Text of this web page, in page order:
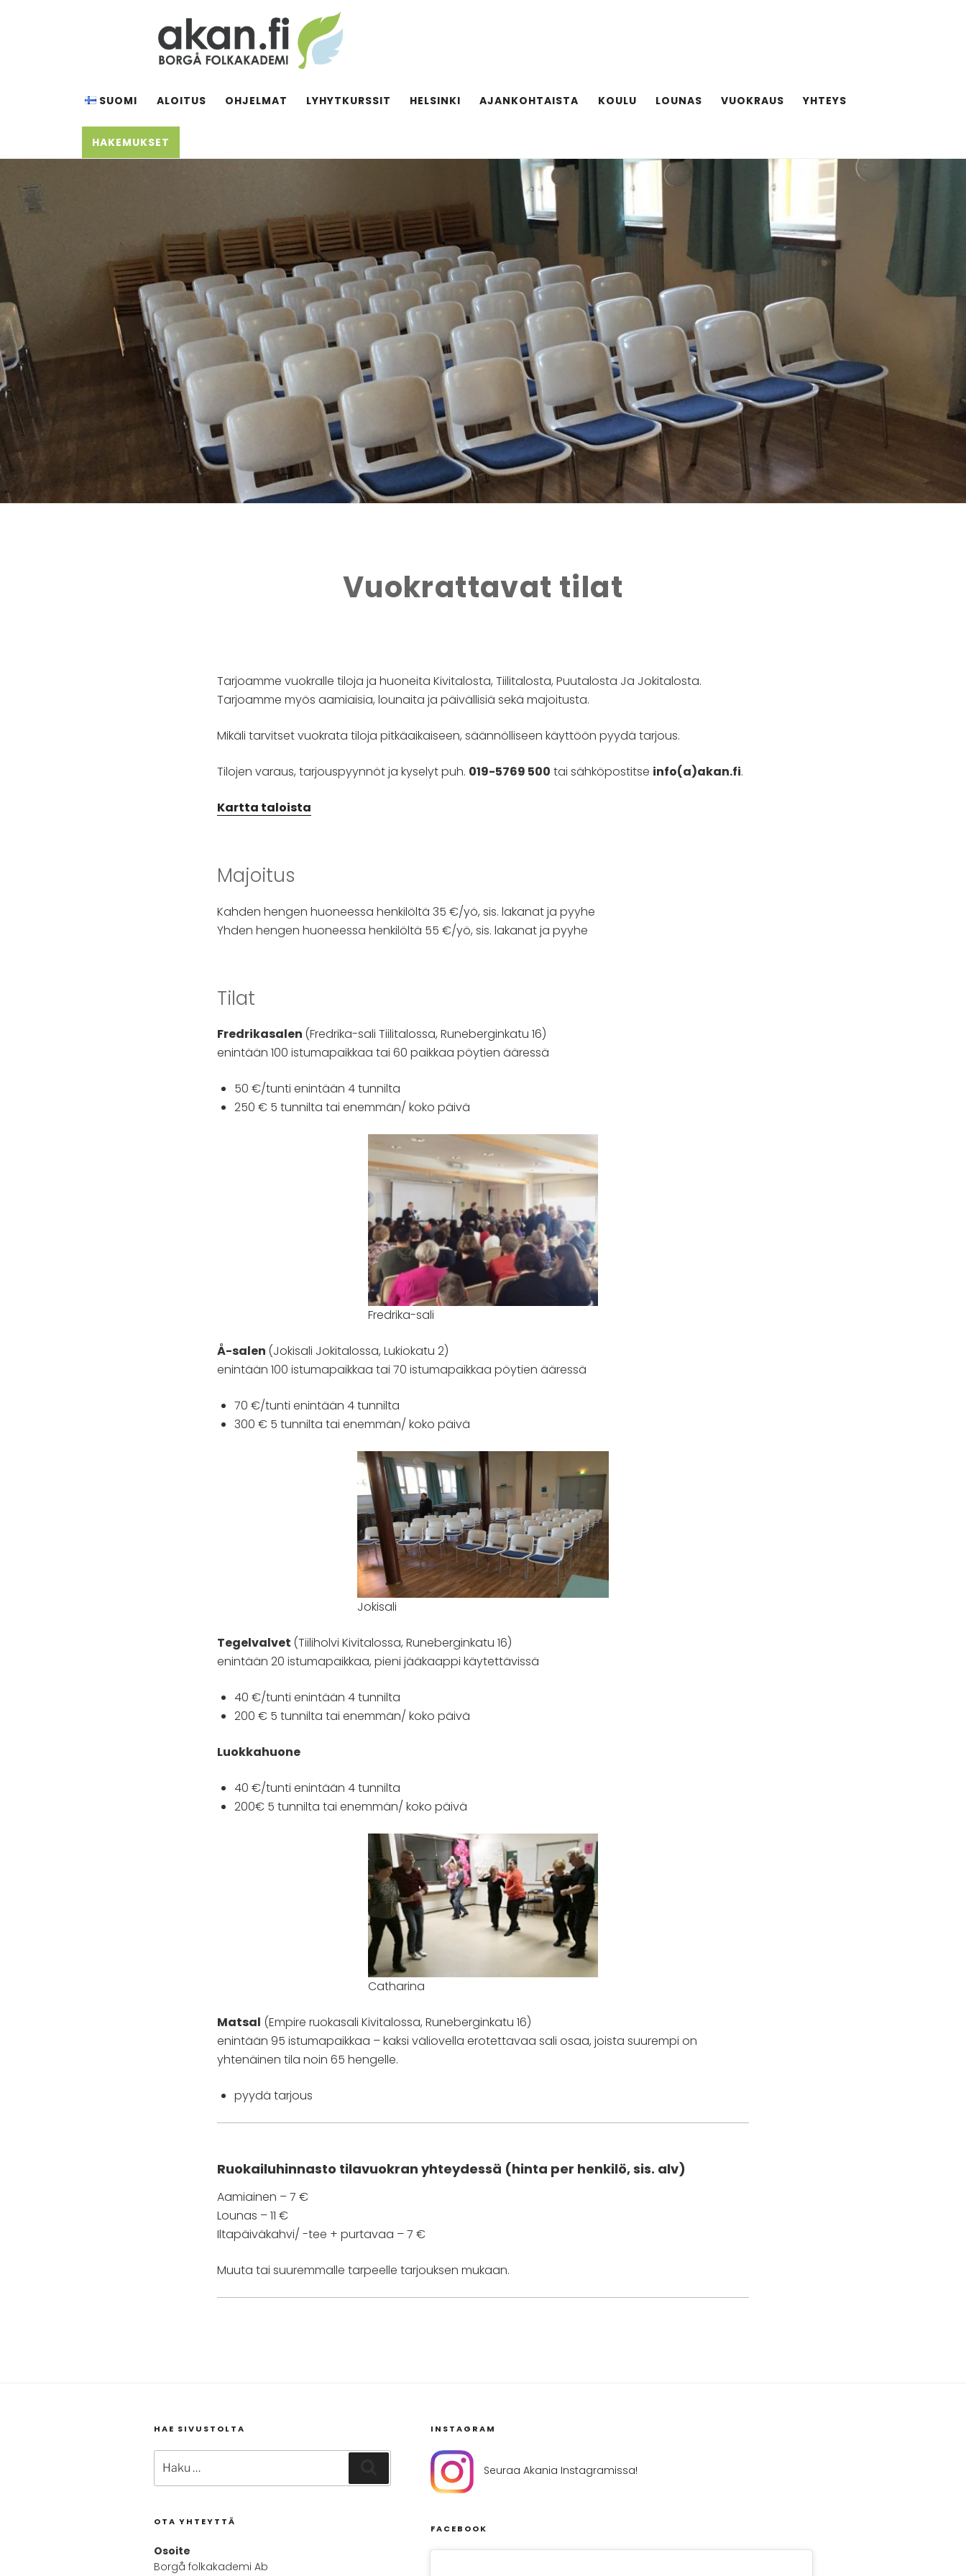
AKAN.FI
SUOMI ALOITUS OHJELMAT LYHYTKURSSIT HELSINKI AJANKOHTAISTA KOULU LOUNAS VUOKRAUS YHTEYS
HAKEMUKSET
Vuokrattavat tilat
Tarjoamme vuokralle tiloja ja huoneita Kivitalosta, Tiilitalosta, Puutalosta Ja Jokitalosta.
Tarjoamme myös aamiaisia, lounaita ja päivällisiä sekä majoitusta.
Mikäli tarvitset vuokrata tiloja pitkäaikaiseen, säännölliseen käyttöön pyydä tarjous.
Tilojen varaus, tarjouspyynnöt ja kyselyt puh. 019-5769 500 tai sähköpostitse info(a)akan.fi.
Kartta taloista
Majoitus
Kahden hengen huoneessa henkilöltä 35 €/yö, sis. lakanat ja pyyhe
Yhden hengen huoneessa henkilöltä 55 €/yö, sis. lakanat ja pyyhe
Tilat
Fredrikasalen (Fredrika-sali Tiilitalossa, Runeberginkatu 16)
enintään 100 istumapaikkaa tai 60 paikkaa pöytien ääressä
50 €/tunti enintään 4 tunnilta
250 € 5 tunnilta tai enemmän/ koko päivä
Fredrika-sali
Å-salen (Jokisali Jokitalossa, Lukiokatu 2)
enintään 100 istumapaikkaa tai 70 istumapaikkaa pöytien ääressä
70 €/tunti enintään 4 tunnilta
300 € 5 tunnilta tai enemmän/ koko päivä
Jokisali
Tegelvalvet (Tiiliholvi Kivitalossa, Runeberginkatu 16)
enintään 20 istumapaikkaa, pieni jääkaappi käytettävissä
40 €/tunti enintään 4 tunnilta
200 € 5 tunnilta tai enemmän/ koko päivä
Luokkahuone
40 €/tunti enintään 4 tunnilta
200€ 5 tunnilta tai enemmän/ koko päivä
Catharina
Matsal (Empire ruokasali Kivitalossa, Runeberginkatu 16)
enintään 95 istumapaikkaa – kaksi väliovella erotettavaa sali osaa, joista suurempi on
yhtenäinen tila noin 65 hengelle.
pyydä tarjous
Ruokailuhinnasto tilavuokran yhteydessä (hinta per henkilö, sis. alv)
Aamiainen – 7 €
Lounas – 11 €
Iltapäiväkahvi/ -tee + purtavaa – 7 €
Muuta tai suuremmalle tarpeelle tarjouksen mukaan.
HAE SIVUSTOLTA
OTA YHTEYTTÄ
Osoite
Borgå folkakademi Ab
INSTAGRAM
Seuraa Akania Instagramissa!
FACEBOOK